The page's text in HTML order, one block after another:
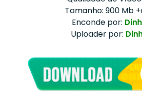
Tamanho: 900 Mb
Enconde por:
Uploader por: